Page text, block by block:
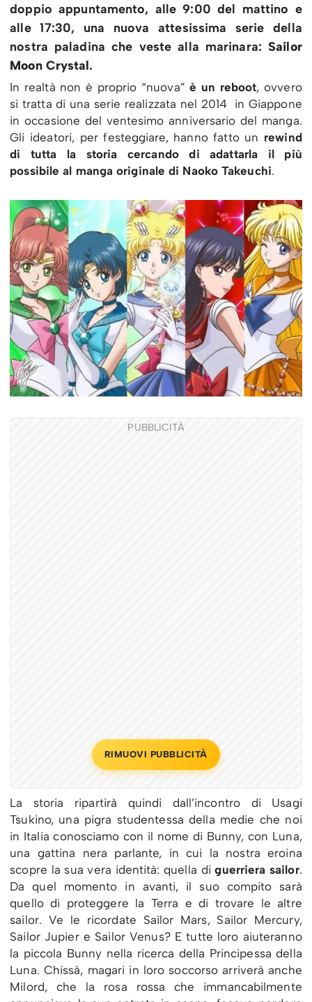
doppio appuntamento, alle 9:00 del mattino e
alle 17:30, una nuova attesissima serie della
nostra paladina che veste alla marinara:Sailor
Moon Crystal.
In realtà non è proprio “nuova”è un reboot, ovvero
si tratta di una serie realizzata nel 2014 in Giappone
in occasione del ventesimo anniversario del manga.
Gli ideatori, per festeggiare, hanno fatto un rewind
di tutta la storia cercando di adattarla il più
possibile al manga originale di Naoko Takeuchi.
PUBBLICITÀ
RIMUOVI PUBBLICITÀ
La storia ripartirà quindi dall’incontro di Usagi
Tsukino, una pigra studentessa della medie che noi
in Italia conosciamo con il nome di Bunny, con Luna,
una gattina nera parlante, in cui la nostra eroina
scopre la sua vera identità: quella diguerriera sailor.
Da quel momento in avanti, il suo compito sarà
quello di proteggere la Terra e di trovare le altre
sailor. Ve le ricordate Sailor Mars, Sailor Mercury,
Sailor Jupier e Sailor Venus? E tutte loro aiuteranno
la piccola Bunny nella ricerca della Principessa della
Luna. Chissà, magari in loro soccorso arriverà anche
Milord, che la rosa rossa che immancabilmente